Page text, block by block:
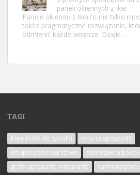
paneli okiennych z Ikei
Panele okienne z Ikei to nie tylko
także pragmatyczne rozwiązanie,
odmienić każde wnętrze. Dzięki …
TAGI
białe łóżko do sypialni
ceny za sprzątanie
do sprzątania warszawa
ekskluzywna
grafik sprzątania mieszkania
harmonogram